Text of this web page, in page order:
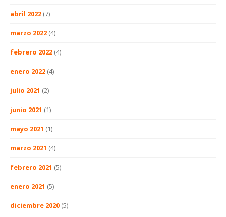
abril 2022 (7)
marzo 2022 (4)
febrero 2022 (4)
enero 2022 (4)
julio 2021 (2)
junio 2021 (1)
mayo 2021 (1)
marzo 2021 (4)
febrero 2021 (5)
enero 2021 (5)
diciembre 2020 (5)